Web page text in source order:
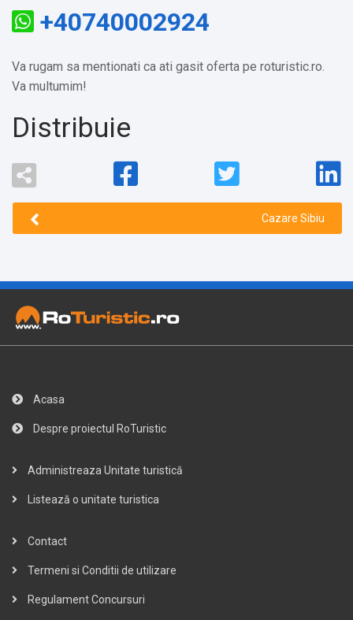
+40740002924
Va rugam sa mentionati ca ati gasit oferta pe roturistic.ro.
Va multumim!
Distribuie
Cazare Sibiu
Acasa
Despre proiectul RoTuristic
Administreaza Unitate turistică
Listează o unitate turistica
Contact
Termeni si Conditii de utilizare
Regulament Concursuri